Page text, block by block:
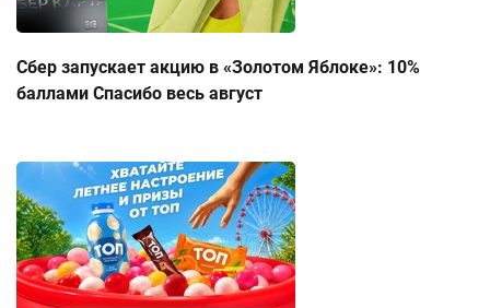
Сбер запускает акцию в «Золотом Яблоке»: 10%
баллами Спасибо весь август